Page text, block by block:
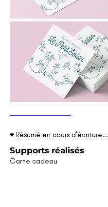
♥ Résumé en cours d'écriture...
Supports réalisés
Carte cadeau